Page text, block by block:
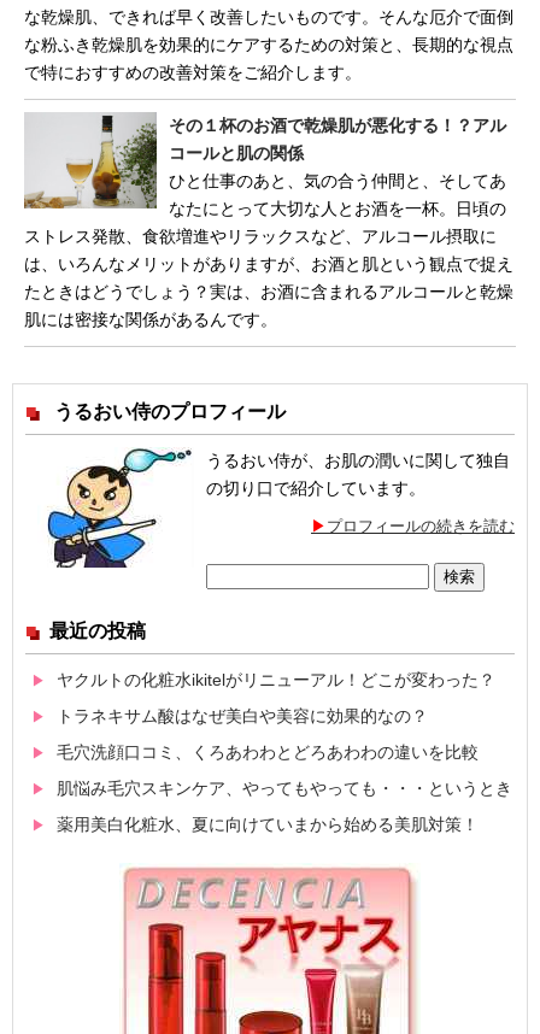
な乾燥肌、できれば早く改善したいものです。そんな厄介で面倒
な粉ふき乾燥肌を効果的にケアするための対策と、長期的な視点
で特におすすめの改善対策をご紹介します。
その１杯のお酒で乾燥肌が悪化する！？アル
コールと肌の関係
ひと仕事のあと、気の合う仲間と、そしてあ
なたにとって大切な人とお酒を一杯。日頃の
ストレス発散、食欲増進やリラックスなど、アルコール摂取に
は、いろんなメリットがありますが、お酒と肌という観点で捉え
たときはどうでしょう？実は、お酒に含まれるアルコールと乾燥
肌には密接な関係があるんです。
うるおい侍のプロフィール
うるおい侍が、お肌の潤いに関して独自
の切り口で紹介しています。
プロフィールの続きを読む
最近の投稿
ヤクルトの化粧水ikitelがリニューアル！どこが変わった？
トラネキサム酸はなぜ美白や美容に効果的なの？
毛穴洗顔口コミ、くろあわわとどろあわわの違いを比較
肌悩み毛穴スキンケア、やってもやっても・・・というとき
薬用美白化粧水、夏に向けていまから始める美肌対策！